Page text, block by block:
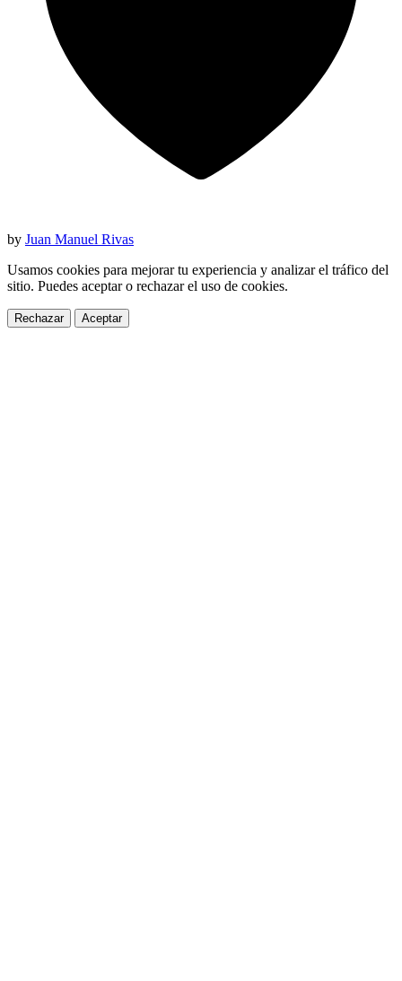
by Juan Manuel Rivas
Usamos cookies para mejorar tu experiencia y analizar el tráfico del
sitio. Puedes aceptar o rechazar el uso de cookies.
Rechazar Aceptar